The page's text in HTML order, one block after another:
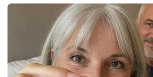
Het is slechts weer.
Ik antwoordde via de